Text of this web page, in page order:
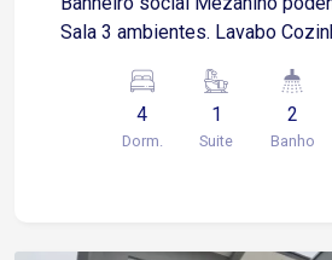
Sala 3 ambientes. Lavabo Cozinha e despensa.
Condomínio conta com quadra
pista de skate, pista de caminhada, sala de
4
Dorm.
1
Suite
2
Banho